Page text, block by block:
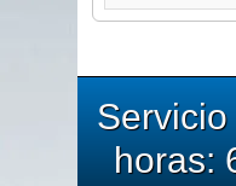
horas: